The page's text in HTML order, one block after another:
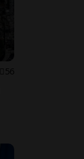
56